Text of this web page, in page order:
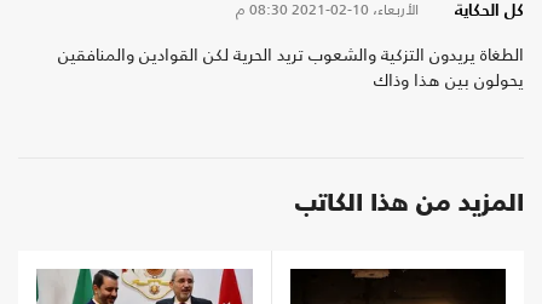
كل الحكاية الأربعاء، 10-02-2021 08:30 م
الطغاة يريدون التزكية والشعوب تريد الحرية لكن القوادين والمنافقين
يحولون بين هذا وذاك
المزيد من هذا الكاتب